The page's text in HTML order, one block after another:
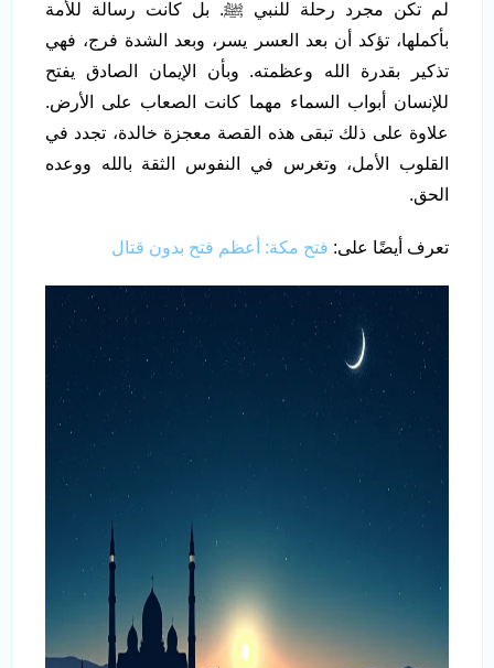
لم تكن مجرد رحلة للنبي ﷺ. بل كانت رسالة للأمة
بأكملها، تؤكد أن بعد العسر يسر، وبعد الشدة فرج، فهي
تذكير بقدرة الله وعظمته. وبأن الإيمان الصادق يفتح
للإنسان أبواب السماء مهما كانت الصعاب على الأرض.
علاوة على ذلك تبقى هذه القصة معجزة خالدة، تجدد في
القلوب الأمل، وتغرس في النفوس الثقة بالله ووعده
الحق.
تعرف أيضًا على: فتح مكة: أعظم فتح بدون قتال